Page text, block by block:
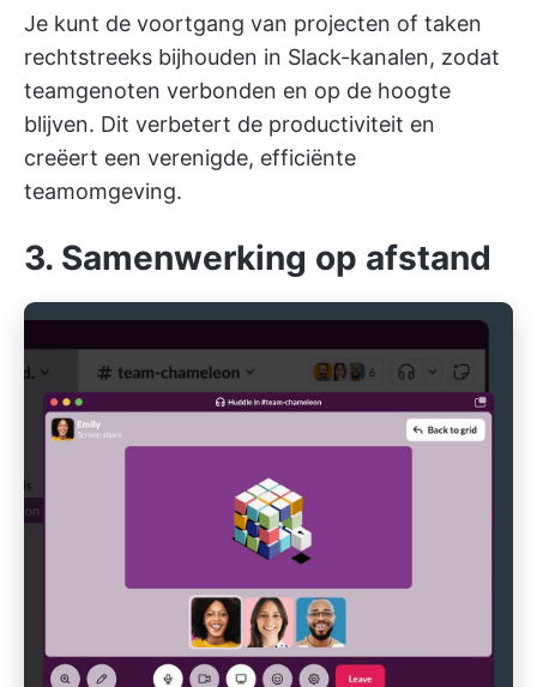
Je kunt de voortgang van projecten of taken
rechtstreeks bijhouden in Slack-kanalen, zodat
teamgenoten verbonden en op de hoogte
blijven. Dit verbetert de productiviteit en
creëert een verenigde, efficiënte
teamomgeving.
3. Samenwerking op afstand